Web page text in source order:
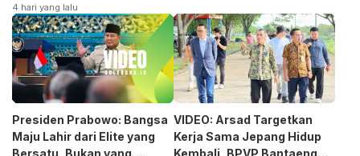
4 hari yang lalu
Presiden Prabowo: Bangsa
Maju Lahir dari Elite yang
VIDEO: Arsad Targetkan
Kerja Sama Jepang Hidup